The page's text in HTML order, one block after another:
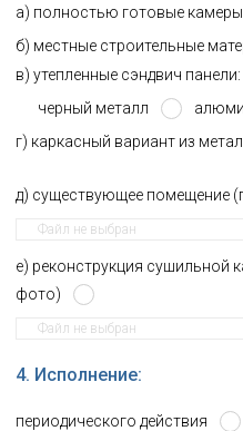
a) полностью готовые камеры
б) местные строительные
в) утепленные сэндвич панели:
черный металл
г) каркасный вариант из
д) существующее помещение
Файл не выбран
е) реконструкция сушильной
фото)
Файл не выбран
4. Исполнение:
периодического действия